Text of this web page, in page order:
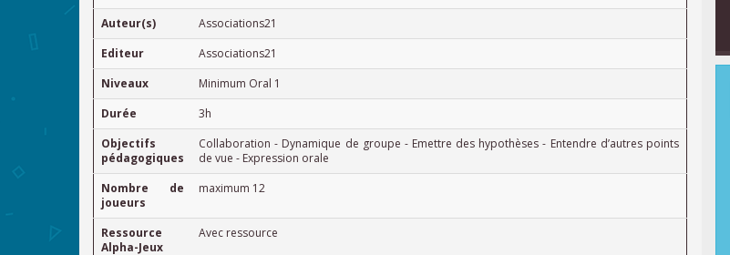
Auteur(s)
Associations21
Editeur
Associations21
Niveaux
Minimum Oral 1
Durée
3h
Objectifs
pédagogiques
Collaboration - Dynamique de groupe - Emettre des hypothèses - Entendre d’autres points
de vue - Expression orale
Nombre de
joueurs
maximum 12
Ressource
Alpha-Jeux
Avec ressource